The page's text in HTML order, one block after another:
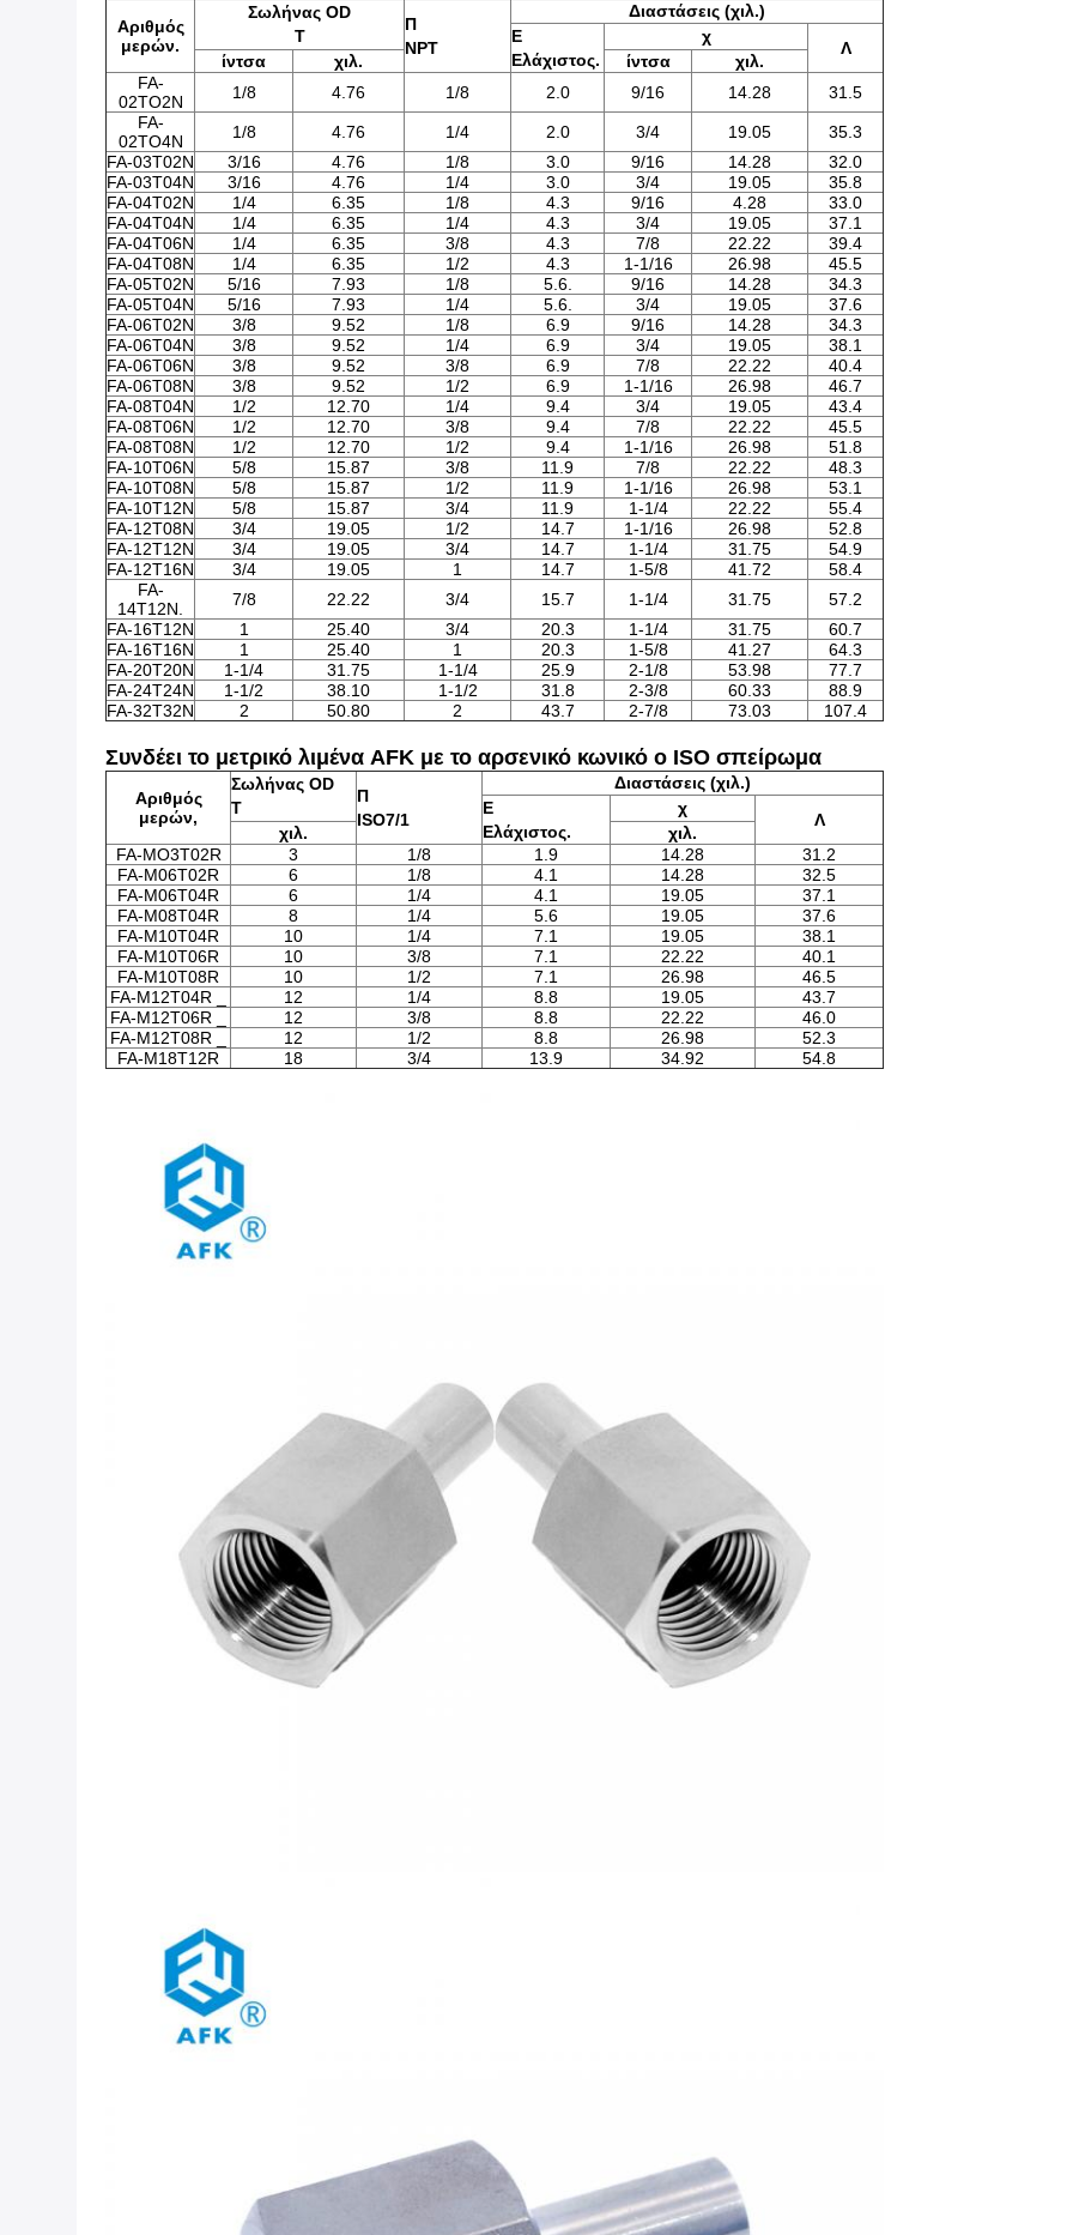
Αριθμός
μερών.
Σωλήνας OD
Τ
Π
NPT
Διαστάσεις (χιλ.)
Ε
Ελάχιστος.
χ
Λ
ίντσα χιλ. ίντσα
χιλ.
FA-
02TO2N
1/8 4.76 1/8 2.0 9/16 14.28
31.5
FA-
02TO4N
1/8 4.76 1/4 2.0 3/4 19.05
35.3
FA-03T02N
3/16 4.76 1/8 3.0 9/16 14.28
32.0
FA-03T04N
3/16 4.76 1/4 3.0 3/4 19.05
35.8
FA-04T02N
1/4 6.35 1/8 4.3 9/16 4.28
33.0
FA-04T04N
1/4 6.35 1/4 4.3 3/4 19.05
37.1
FA-04T06N
1/4 6.35 3/8 4.3 7/8 22.22
39.4
FA-04T08N
1/4 6.35 1/2 4.3 1-1/16 26.98
45.5
FA-05T02N
5/16 7.93 1/8 5.6. 9/16 14.28
34.3
FA-05T04N
5/16 7.93 1/4 5.6. 3/4 19.05
37.6
FA-06T02N
3/8 9.52 1/8 6.9 9/16 14.28
34.3
FA-06T04N
3/8 9.52 1/4 6.9 3/4 19.05
38.1
FA-06T06N
3/8 9.52 3/8 6.9 7/8 22.22
40.4
FA-06T08N
3/8 9.52 1/2 6.9 1-1/16 26.98
46.7
FA-08T04N
1/2 12.70 1/4 9.4 3/4 19.05
43.4
FA-08T06N
1/2 12.70 3/8 9.4 7/8 22.22
45.5
FA-08T08N
1/2 12.70 1/2 9.4 1-1/16 26.98
51.8
FA-10T06N
5/8 15.87 3/8 11.9 7/8 22.22
48.3
FA-10T08N
5/8 15.87 1/2 11.9 1-1/16 26.98
53.1
FA-10T12N
5/8 15.87 3/4 11.9 1-1/4 22.22
55.4
FA-12T08N
3/4 19.05 1/2 14.7 1-1/16 26.98
52.8
FA-12T12N
3/4 19.05 3/4 14.7 1-1/4 31.75
54.9
FA-12T16N
3/4 19.05 1 14.7 1-5/8 41.72
58.4
FA-
14T12N.
7/8 22.22 3/4 15.7 1-1/4 31.75
57.2
FA-16T12N
1 25.40 3/4 20.3 1-1/4 31.75
60.7
FA-16T16N
1 25.40 1 20.3 1-5/8 41.27
64.3
FA-20T20N
1-1/4 31.75 1-1/4 25.9 2-1/8 53.98
77.7
FA-24T24N
1-1/2 38.10 1-1/2 31.8 2-3/8 60.33
88.9
FA-32T32N
2 50.80 2 43.7 2-7/8 73.03 107.4
Συνδέει το μετρικό λιμένα AFK με το αρσενικό κωνικό ο ISO σπείρωμα
Αριθμός
μερών,
Σωλήνας OD
Τ
Π
ISO7/1
Διαστάσεις (χιλ.)
Ε
Ελάχιστος.
χ
Λ
χιλ.
χιλ.
FA-MO3T02R
3 1/8 1.9 14.28
31.2
FA-M06T02R
6 1/8 4.1 14.28
32.5
FA-M06T04R
6 1/4 4.1 19.05
37.1
FA-M08T04R
8 1/4 5.6 19.05
37.6
FA-M10T04R
10 1/4 7.1 19.05
38.1
FA-M10T06R
10 3/8 7.1 22.22
40.1
FA-M10T08R
10 1/2 7.1 26.98
46.5
FA-M12T04R _
12 1/4 8.8 19.05
43.7
FA-M12T06R _
12 3/8 8.8 22.22
46.0
FA-M12T08R _
12 1/2 8.8 26.98
52.3
FA-M18T12R
18 3/4 13.9 34.92 54.8